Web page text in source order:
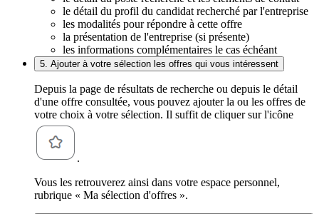
le détail du profil du candidat recherché par l'entreprise
les modalités pour répondre à cette offre
la présentation de l'entreprise (si présente)
les informations complémentaires le cas échéant
5. Ajouter à votre sélection les offres qui vous intéressent
Depuis la page de résultats de recherche ou depuis le détail
d'une offre consultée, vous pouvez ajouter la ou les offres de
votre choix à votre sélection. Il suffit de cliquer sur l'icône
.
Vous les retrouverez ainsi dans votre espace personnel,
rubrique « Ma sélection d'offres ».